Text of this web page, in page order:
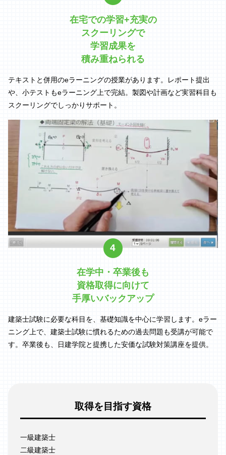
在宅での学習+充実の
スクーリングで
学習成果を
積み重ねられる
テキストと併用のeラーニングの授業があります。レポート提出
や、小テストもeラーニング上で完結。製図や計画など実習科目も
スクーリングでしっかりサポート。
4
在学中・卒業後も
資格取得に向けて
手厚いバックアップ
建築士試験に必要な科目を、基礎知識を中心に学習します。eラー
ニング上で、建築士試験に慣れるための過去問題も受講が可能で
す。卒業後も、日建学院と提携した安価な試験対策講座を提供。
取得を目指す資格
一級建築士
二級建築士